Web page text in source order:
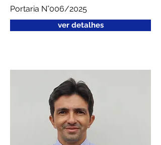
Portaria N°006/2025
ver detalhes